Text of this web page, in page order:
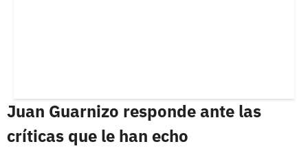
Juan Guarnizo responde ante las
críticas que le han echo